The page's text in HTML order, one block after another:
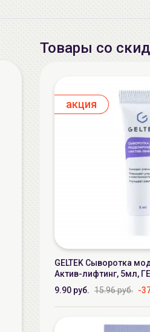
Товары со
aкция
GELTEK Сыворотка
Актив-лифтинг, 5мл,
9.90 руб. 15.96 руб. -